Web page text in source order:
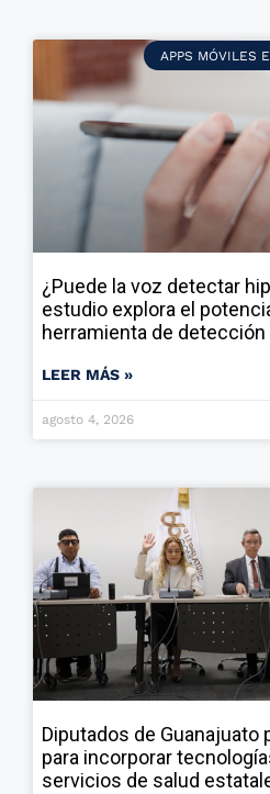
APPS MÓVILES
¿Puede la voz detectar
estudio explora el
herramienta de detección
LEER MÁS »
agosto 4, 2026
Diputados de Guanajuato
para incorporar
servicios de salud